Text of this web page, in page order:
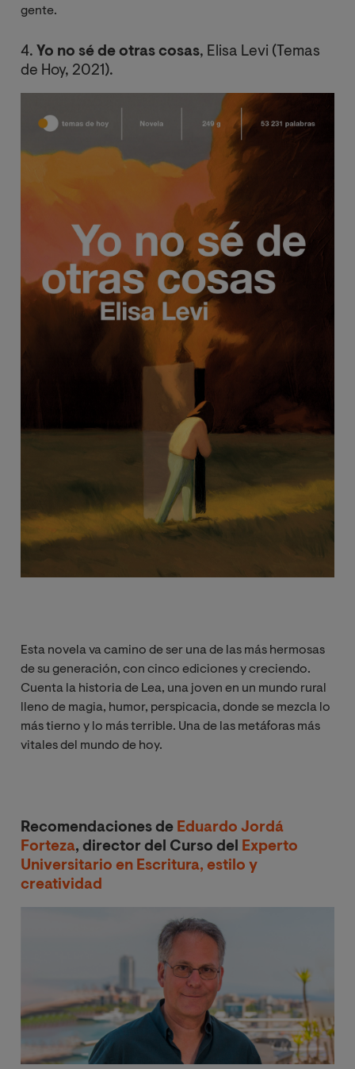
gente.
4. Yo no sé de otras cosas, Elisa Levi (Temas
de Hoy, 2021).
Esta novela va camino de ser una de las más hermosas
de su generación, con cinco ediciones y creciendo.
Cuenta la historia de Lea, una joven en un mundo rural
lleno de magia, humor, perspicacia, donde se mezcla lo
más tierno y lo más terrible. Una de las metáforas más
vitales del mundo de hoy.
Recomendaciones de Eduardo Jordá
Forteza, director del Curso del Experto
Universitario en Escritura, estilo y
creatividad
Image